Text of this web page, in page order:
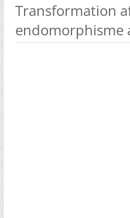
Transformation
endomorphisme